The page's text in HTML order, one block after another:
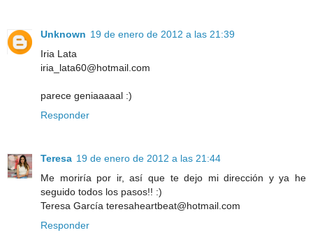
Unknown 19 de enero de 2012 a las 21:39
Iria Lata
iria_lata60@hotmail.com
parece geniaaaaal :)
Responder
Teresa 19 de enero de 2012 a las 21:44
Me moriría por ir, así que te dejo mi dirección y ya he
seguido todos los pasos!! :)
Teresa García teresaheartbeat@hotmail.com
Responder